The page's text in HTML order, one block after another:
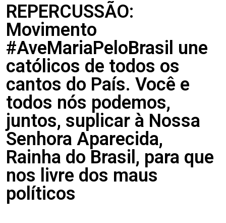
REPERCUSSÃO:
Movimento
#AveMariaPeloBrasil une
católicos de todos os
cantos do País. Você e
todos nós podemos,
juntos, suplicar à Nossa
Senhora Aparecida,
Rainha do Brasil, para que
nos livre dos maus
políticos